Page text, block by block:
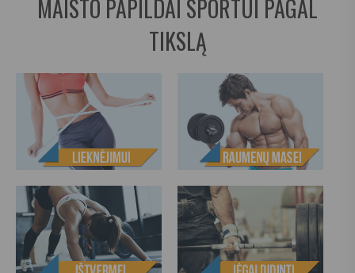
MAISTO PAPILDAI SPORTUI PAGAL
TIKSLĄ